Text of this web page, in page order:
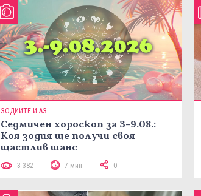
ЗОДИИТЕ И АЗ
Седмичен хороскоп за 3-9.08.:
Коя зодия ще получи своя
щастлив шанс
3 382 7 мин 0